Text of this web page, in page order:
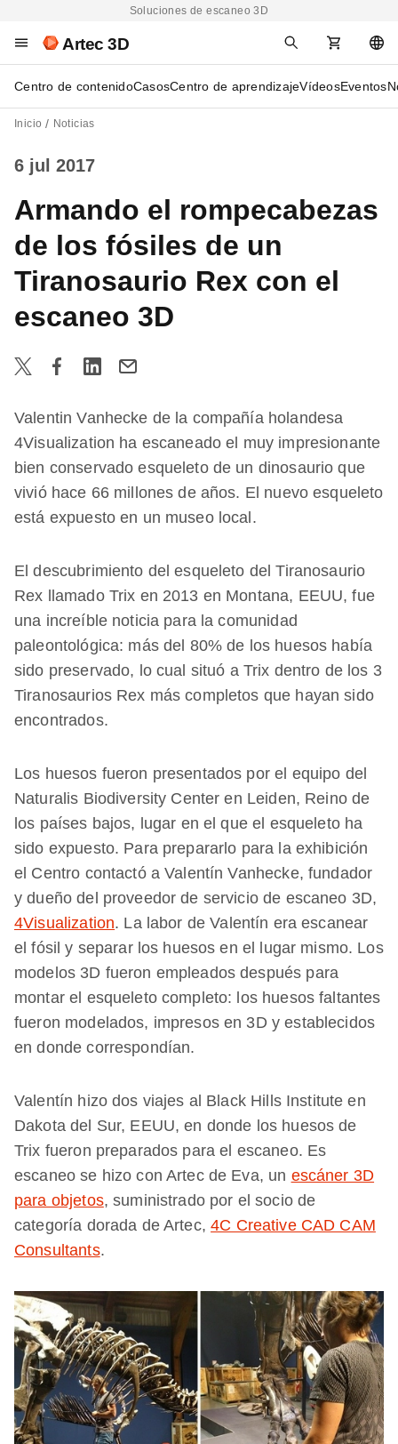
Soluciones de escaneo 3D
Artec 3D
Centro de contenidoCasosCentro de aprendizajeVídeosEventos
Inicio Noticias
6 jul 2017
Armando el rompecabezas
de los fósiles de un
Tiranosaurio Rex con el
escaneo 3D
Valentin Vanhecke de la compañía holandesa
4Visualization ha escaneado el muy impresionante
bien conservado esqueleto de un dinosaurio que
vivió hace 66 millones de años. El nuevo esqueleto
está expuesto en un museo local.
El descubrimiento del esqueleto del Tiranosaurio
Rex llamado Trix en 2013 en Montana, EEUU, fue
una increíble noticia para la comunidad
paleontológica: más del 80% de los huesos había
sido preservado, lo cual situó a Trix dentro de los 3
Tiranosaurios Rex más completos que hayan sido
encontrados.
Los huesos fueron presentados por el equipo del
Naturalis Biodiversity Center en Leiden, Reino de
los países bajos, lugar en el que el esqueleto ha
sido expuesto. Para prepararlo para la exhibición
el Centro contactó a Valentín Vanhecke, fundador
y dueño del proveedor de servicio de escaneo 3D,
4Visualization. La labor de Valentín era escanear
el fósil y separar los huesos en el lugar mismo. Los
modelos 3D fueron empleados después para
montar el esqueleto completo: los huesos faltantes
fueron modelados, impresos en 3D y establecidos
en donde correspondían.
Valentín hizo dos viajes al Black Hills Institute en
Dakota del Sur, EEUU, en donde los huesos de
Trix fueron preparados para el escaneo. Es
escaneo se hizo con Artec de Eva, un escáner 3D
para objetos, suministrado por el socio de
categoría dorada de Artec,4C Creative CAD CAM
Consultants.